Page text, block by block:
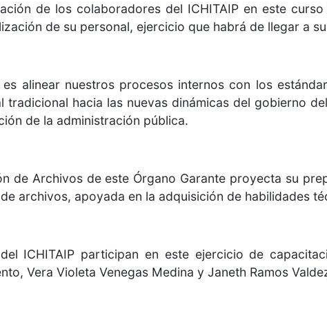
de los colaboradores del ICHITAIP en este
de su personal, ejercicio que habrá de llegar a
alinear nuestros procesos internos con los
tradicional hacia las nuevas dinámicas del gobierno
de la administración pública.
de Archivos de este Órgano Garante proyecta su
archivos, apoyada en la adquisición de habilidades
ICHITAIP participan en este ejercicio de
Vera Violeta Venegas Medina y Janeth Ramos